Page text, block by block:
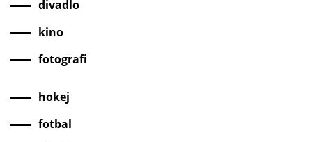
divadlo
kino
fotografi
hokej
fotbal